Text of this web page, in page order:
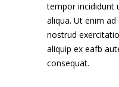
tempor incididunt
aliqua. Ut enim
nostrud
aliquip ex eafb
consequat.